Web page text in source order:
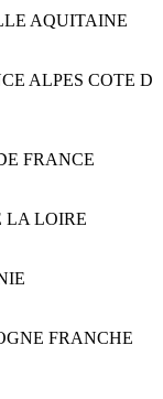
AQUITAINE
ALPES COTE D
FRANCE
LA LOIRE
FRANCHE